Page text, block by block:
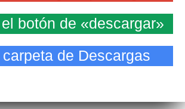
botón de «descargar»
de Descargas